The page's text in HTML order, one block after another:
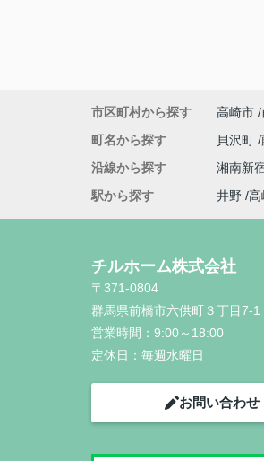
市区町村から探す 高崎市
町名から探す
貝沢町
沿線から探す
湘南新
駅から探す
井野 高
チルホーム株式会社
〒371-0804
群馬県前橋市六供町３丁目7-
営業時間： 9:00～18:00
定休日： 毎週水曜日
お問い合わせ